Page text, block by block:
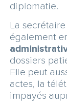
diplomatie.
La
également
dossiers
Elle peut
actes, la
impayés